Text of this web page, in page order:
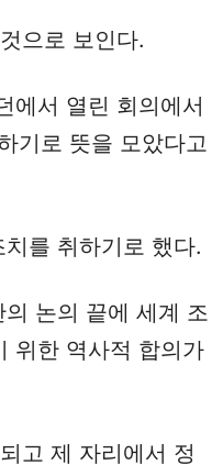
으로 보인다.
에서 열린 회의에서
기로 뜻을 모았다고
를 취하기로 했다.
논의 끝에 세계 조
위한 역사적 합의가
고 제 자리에서 정